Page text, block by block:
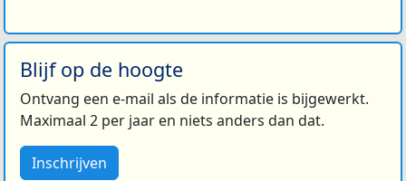
Blijf op de hoogte
Ontvang een e-mail als de informatie is bijgewerkt.
Maximaal 2 per jaar en niets anders dan dat.
Inschrijven